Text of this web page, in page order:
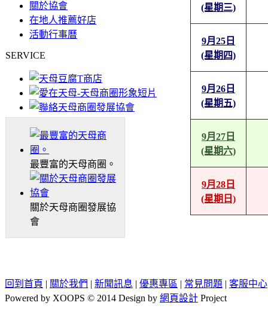
關於協會
在地人推薦好店
活動行事曆
SERVICE
最豐富的天母商圈。
關於天母商圈發展協
會
(星期三)
9月25日
(星期四)
9月26日
(星期五)
9月27日
(星期六)
9月28日
(星期日)
回到首頁 | 關於我們 | 新聞訊息 | 優惠專區 | 常見問題 | 客服中心
Powered by XOOPS © 2014 Design by 網頁設計 Project